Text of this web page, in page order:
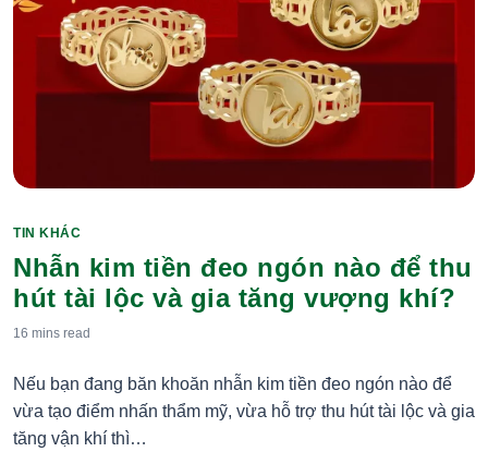
Categories
TIN KHÁC
Nhẫn kim tiền đeo ngón nào để thu
hút tài lộc và gia tăng vượng khí?
16 mins read
Nếu bạn đang băn khoăn nhẫn kim tiền đeo ngón nào để
vừa tạo điểm nhấn thẩm mỹ, vừa hỗ trợ thu hút tài lộc và gia
tăng vận khí thì…